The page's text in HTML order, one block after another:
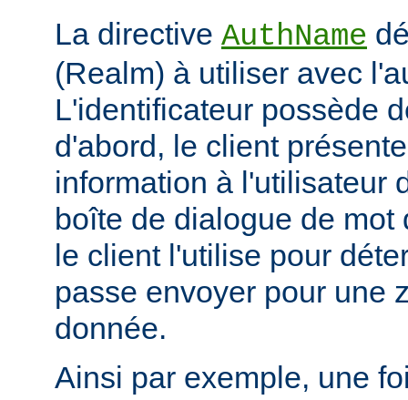
La directive AuthName
(Realm) à utiliser avec
L'identificateur possède
d'abord, le client
information à l'utilisateur
boîte de dialogue de mot
le client l'utilise pour
passe envoyer pour une
donnée.
Ainsi par exemple, une